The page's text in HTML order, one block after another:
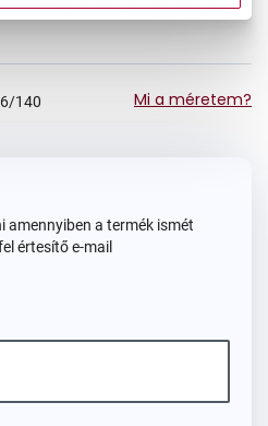
Jelenleg nincs készleten
140 Mi a méretem?
amennyiben a termék ismét
értesítő e-mail